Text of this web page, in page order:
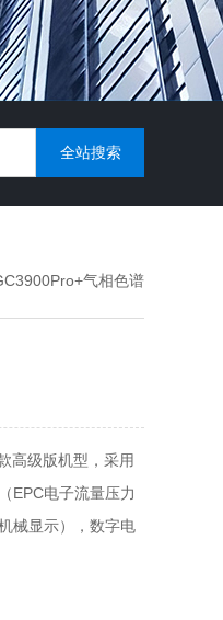
气相色谱
高级版机型，采用
EPC电子流量压力
械显示），数字电
量485传输，实现
安装四种检测器。